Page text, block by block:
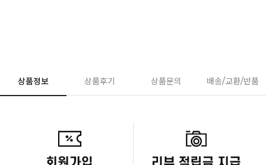
상품정보 상품후기 상품문의 배송/교환/반품